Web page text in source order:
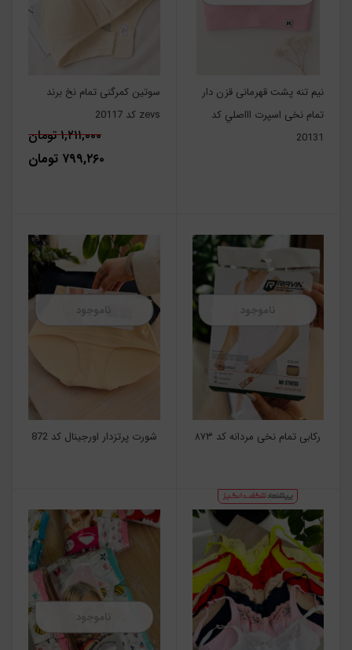
نیم تنه پشت قهرمانی قزن دار
تمام نخی اسپرت اااصلي کد
20131
سوتین کمرگنی تمام نخ برند
zevs کد 20117
۱,۲۱۱,۰۰۰ تومان
۷۹۹,۲۶۰ تومان
رکابی تمام نخی مردانه کد ۸۷۳
ناموجود
شورت پرتزدار اورجینال کد 872
ناموجود
ناموجود